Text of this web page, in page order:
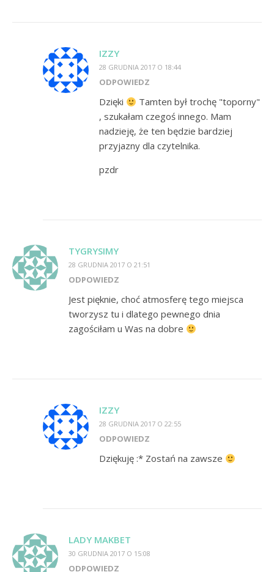
IZZY
28 GRUDNIA 2017 O 18:44
ODPOWIEDZ
Dzięki
Tamten był trochę "toporny"
, szukałam czegoś innego. Mam
nadzieję, że ten będzie bardziej
przyjazny dla czytelnika.
pzdr
TYGRYSIMY
28 GRUDNIA 2017 O 21:51
ODPOWIEDZ
Jest pięknie, choć atmosferę tego miejsca
tworzysz tu i dlatego pewnego dnia
zagościłam u Was na dobre
IZZY
28 GRUDNIA 2017 O 22:55
ODPOWIEDZ
Dziękuję :* Zostań na zawsze
LADY MAKBET
30 GRUDNIA 2017 O 15:08
ODPOWIEDZ